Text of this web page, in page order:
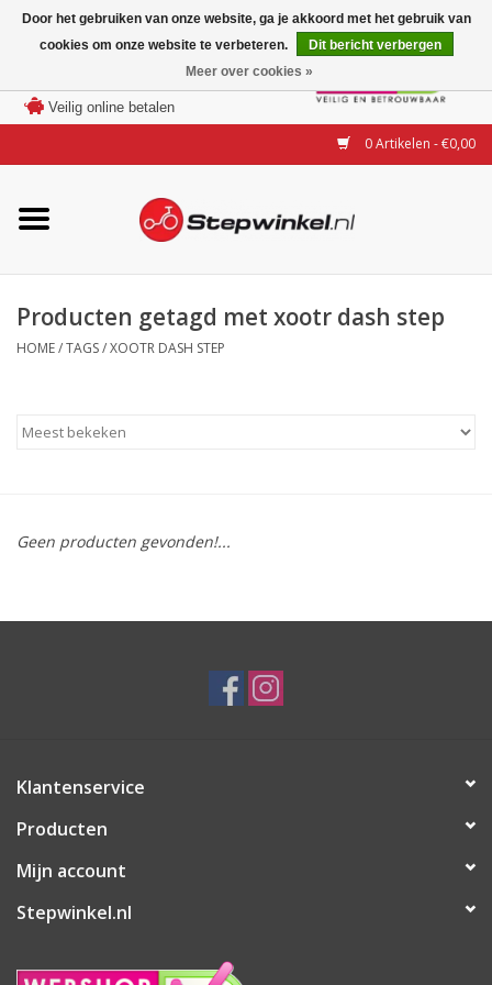
Veilig online betalen
0 Artikelen - €0,00
Merken
Modellen
Accessoires
Steps huren of uitproberen
Producten getagd met xootr dash step
HOME/TAGS/XOOTR DASH STEP
Geen producten gevonden!...
Klantenservice
Producten
Mijn account
Stepwinkel.nl
Door het gebruiken van onze website, ga je akkoord met het gebruik van
cookies om onze website te verbeteren.
Dit bericht verbergen
Meer over cookies »